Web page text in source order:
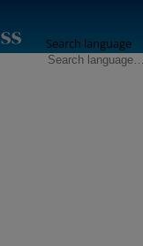
Search language